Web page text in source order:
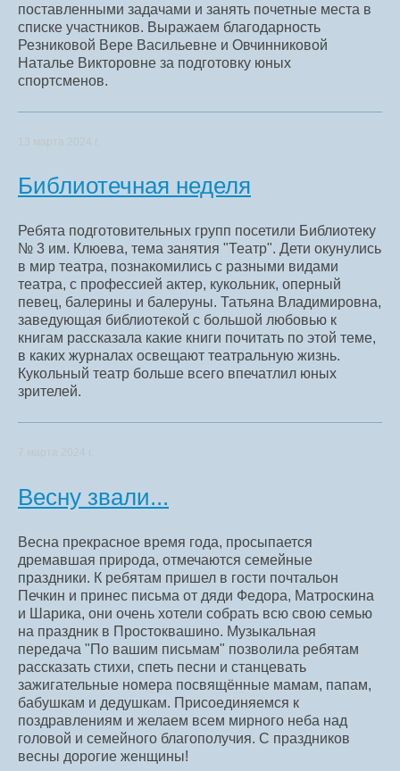
поставленными задачами и занять почетные места в
списке участников. Выражаем благодарность
Резниковой Вере Васильевне и Овчинниковой
Наталье Викторовне за подготовку юных
спортсменов.
13 марта 2024 г.
Библиотечная неделя
Ребята подготовительных групп посетили Библиотеку
№ 3 им. Клюева, тема занятия "Театр". Дети окунулись
в мир театра, познакомились с разными видами
театра, с профессией актер, кукольник, оперный
певец, балерины и балеруны. Татьяна Владимировна,
заведующая библиотекой с большой любовью к
книгам рассказала какие книги почитать по этой теме,
в каких журналах освещают театральную жизнь.
Кукольный театр больше всего впечатлил юных
зрителей.
7 марта 2024 г.
Весну звали...
Весна прекрасное время года, просыпается
дремавшая природа, отмечаются семейные
праздники. К ребятам пришел в гости почтальон
Печкин и принес письма от дяди Федора, Матроскина
и Шарика, они очень хотели собрать всю свою семью
на праздник в Простоквашино. Музыкальная
передача "По вашим письмам" позволила ребятам
рассказать стихи, спеть песни и станцевать
зажигательные номера посвящённые мамам, папам,
бабушкам и дедушкам. Присоединяемся к
поздравлениям и желаем всем мирного неба над
головой и семейного благополучия. С праздников
весны дорогие женщины!